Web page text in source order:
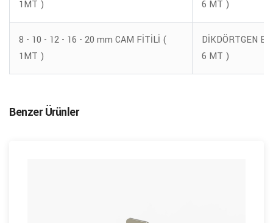
1MT )
6 MT )
8 - 10 - 12 - 16 - 20 mm CAM FİTİLİ (
1MT )
DİKDÖRTGEN
6 MT )
Benzer Ürünler